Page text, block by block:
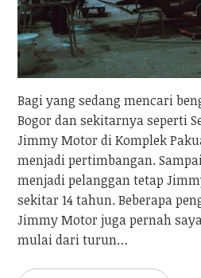
Bagi yang sedang mencari
Bogor dan sekitarnya seperti
Jimmy Motor di Komplek
menjadi pertimbangan.
menjadi pelanggan tetap
sekitar 14 tahun. Beberapa
Jimmy Motor juga pernah
mulai dari turun…